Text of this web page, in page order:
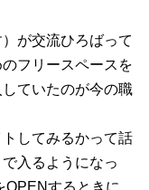
が交流ひろばって
フリースペースを
ていたのが今の職
してみるかって話
入るようになっ